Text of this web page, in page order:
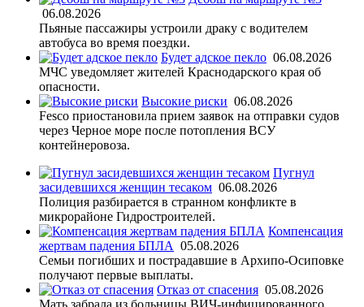
06.08.2026
Пьяные пассажиры устроили драку с водителем
автобуса во время поездки.
Будет адское пекло 06.08.2026
МЧС уведомляет жителей Краснодарского края об
опасности.
Высокие риски 06.08.2026
Fesco приостановила прием заявок на отправки судов
через Черное море после потопления ВСУ
контейнеровоза.
Пугнул
засидевшихся женщин тесаком 06.08.2026
Полиция разбирается в странном конфликте в
микрорайоне Гидростроителей.
Компенсация
жертвам падения БПЛА 05.08.2026
Семьи погибших и пострадавшие в Архипо-Осиповке
получают первые выплаты.
Отказ от спасения 05.08.2026
Мать забрала из больницы ВИЧ-инфицированного